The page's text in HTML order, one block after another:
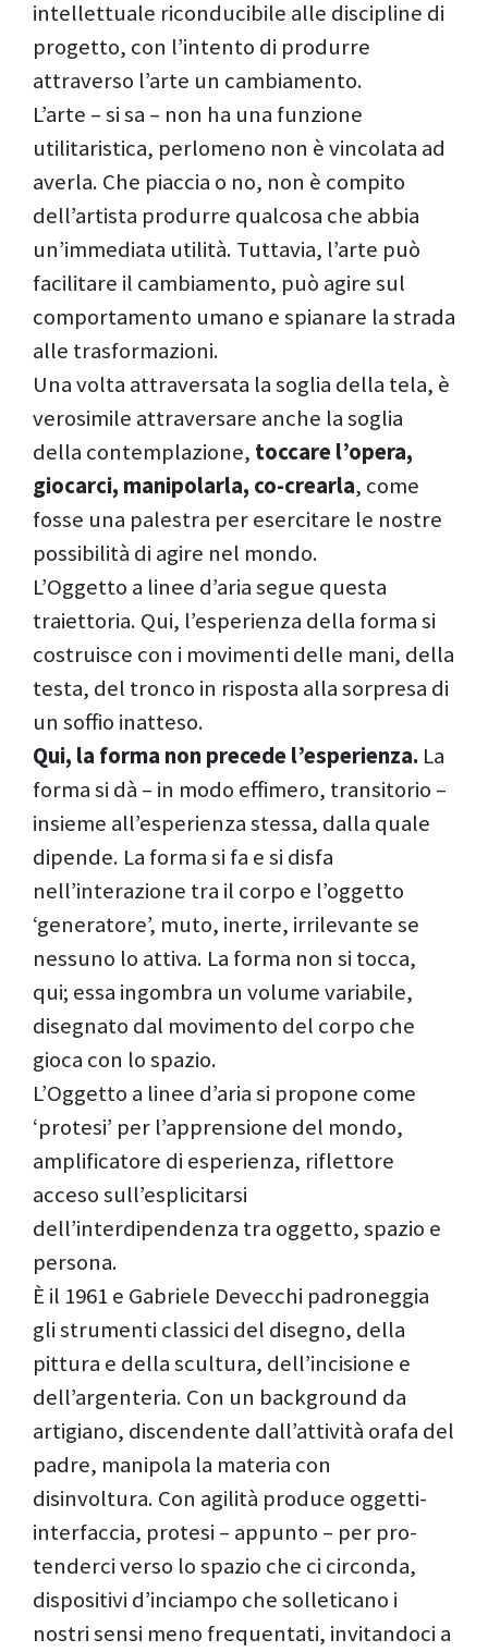
intellettuale riconducibile alle discipline di
progetto, con l’intento di produrre
attraverso l’arte un cambiamento.
L’arte – si sa – non ha una funzione
utilitaristica, perlomeno non è vincolata ad
averla. Che piaccia o no, non è compito
dell’artista produrre qualcosa che abbia
un’immediata utilità. Tuttavia, l’arte può
facilitare il cambiamento, può agire sul
comportamento umano e spianare la strada
alle trasformazioni.
Una volta attraversata la soglia della tela, è
verosimile attraversare anche la soglia
della contemplazione, toccare l’opera,
giocarci, manipolarla, co-crearla, come
fosse una palestra per esercitare le nostre
possibilità di agire nel mondo.
L’Oggetto a linee d’aria segue questa
traiettoria. Qui, l’esperienza della forma si
costruisce con i movimenti delle mani, della
testa, del tronco in risposta alla sorpresa di
un soffio inatteso.
Qui, la forma non precede l’esperienza. La
forma si dà – in modo effimero, transitorio –
insieme all’esperienza stessa, dalla quale
dipende. La forma si fa e si disfa
nell’interazione tra il corpo e l’oggetto
‘generatore’, muto, inerte, irrilevante se
nessuno lo attiva. La forma non si tocca,
qui; essa ingombra un volume variabile,
disegnato dal movimento del corpo che
gioca con lo spazio.
L’Oggetto a linee d’aria si propone come
‘protesi’ per l’apprensione del mondo,
amplificatore di esperienza, riflettore
acceso sull’esplicitarsi
dell’interdipendenza tra oggetto, spazio e
persona.
È il 1961 e Gabriele Devecchi padroneggia
gli strumenti classici del disegno, della
pittura e della scultura, dell’incisione e
dell’argenteria. Con un background da
artigiano, discendente dall’attività orafa del
padre, manipola la materia con
disinvoltura. Con agilità produce oggetti-
interfaccia, protesi – appunto – per pro-
tenderci verso lo spazio che ci circonda,
dispositivi d’inciampo che solleticano i
nostri sensi meno frequentati, invitandoci a